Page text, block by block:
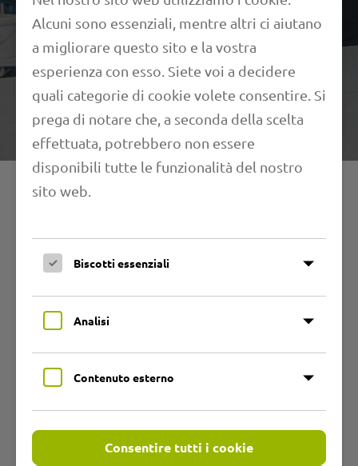
sono semplicemente inestimabili.
Sentitevi liberi di provarlo. Affrontiamo ogni
Il vostro filo diretto con noi!
nostra gamma di prodotti chiaramente ordinata.
Per una consulenza personale o un'offerta
specifica, anche per le vostre esigenze individuali,
cliccate sul pulsante di richiesta o chiamateci
+49 (0) 4504-804-0
- saremo lieti di ascoltarvi!
MODULO DI RICHIESTA PRODOTTI
Alcuni sono essenziali, mentre altri ci aiutano
a migliorare questo sito e la vostra
esperienza con esso. Siete voi a decidere
quali categorie di cookie volete consentire. Si
prega di notare che, a seconda della scelta
effettuata, potrebbero non essere
disponibili tutte le funzionalità del nostro
sito web.
Biscotti essenziali
Analisi
Contenuto esterno
Consentire tutti i cookie